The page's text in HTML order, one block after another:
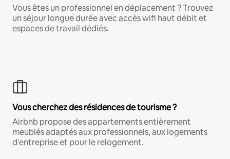
Vous êtes un professionnel en déplacement ? Trouvez
un séjour longue durée avec accès wifi haut débit et
espaces de travail dédiés.
Vous cherchez des résidences de tourisme ?
Airbnb propose des appartements entièrement
meublés adaptés aux professionnels, aux logements
d'entreprise et pour le relogement.